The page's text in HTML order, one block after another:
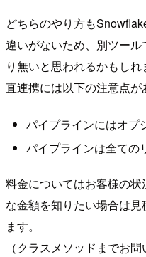
どちらのやり方も
違いがないため、別ツー
り無いと思われるかもし
直連携には以下の注意点が
パイプラインにはオプ
パイプラインは全ての
料金についてはお客様の
な金額を知りたい場合は
ます。
（クラスメソッドまでお